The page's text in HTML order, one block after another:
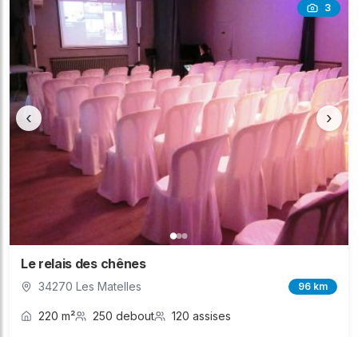
3
‹ ›
Le relais des chênes
34270 Les Matelles 96 km
220 m² 250 debout 120 assises